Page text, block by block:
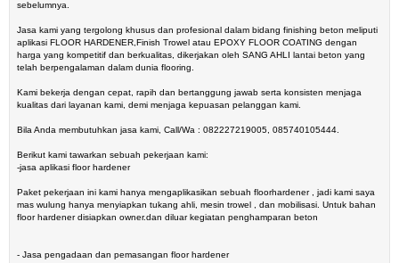
sebelumnya.
Jasa kami yang tergolong khusus dan profesional dalam bidang finishing beton meliputi
aplikasi FLOOR HARDENER,Finish Trowel atau EPOXY FLOOR COATING dengan
harga yang kompetitif dan berkualitas, dikerjakan oleh SANG AHLI lantai beton yang
telah berpengalaman dalam dunia flooring.
Kami bekerja dengan cepat, rapih dan bertanggung jawab serta konsisten menjaga
kualitas dari layanan kami, demi menjaga kepuasan pelanggan kami.
Bila Anda membutuhkan jasa kami, Call/Wa : 082227219005, 085740105444.
Berikut kami tawarkan sebuah pekerjaan kami:
-jasa aplikasi floor hardener
Paket pekerjaan ini kami hanya mengaplikasikan sebuah floorhardener , jadi kami saya
mas wulung hanya menyiapkan tukang ahli, mesin trowel , dan mobilisasi. Untuk bahan
floor hardener disiapkan owner.dan diluar kegiatan penghamparan beton
- Jasa pengadaan dan pemasangan floor hardener